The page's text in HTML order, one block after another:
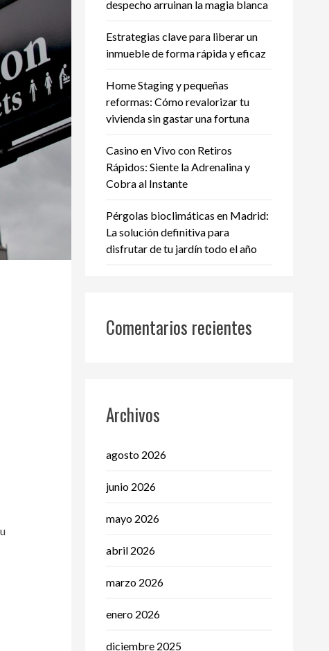
despecho arruinan la magia blanca
Estrategias clave para liberar un
inmueble de forma rápida y eficaz
Home Staging y pequeñas
reformas: Cómo revalorizar tu
vivienda sin gastar una fortuna
Casino en Vivo con Retiros
Rápidos: Siente la Adrenalina y
Cobra al Instante
Pérgolas bioclimáticas en Madrid:
La solución definitiva para
disfrutar de tu jardín todo el año
Comentarios recientes
Archivos
agosto 2026
junio 2026
mayo 2026
abril 2026
marzo 2026
enero 2026
diciembre 2025